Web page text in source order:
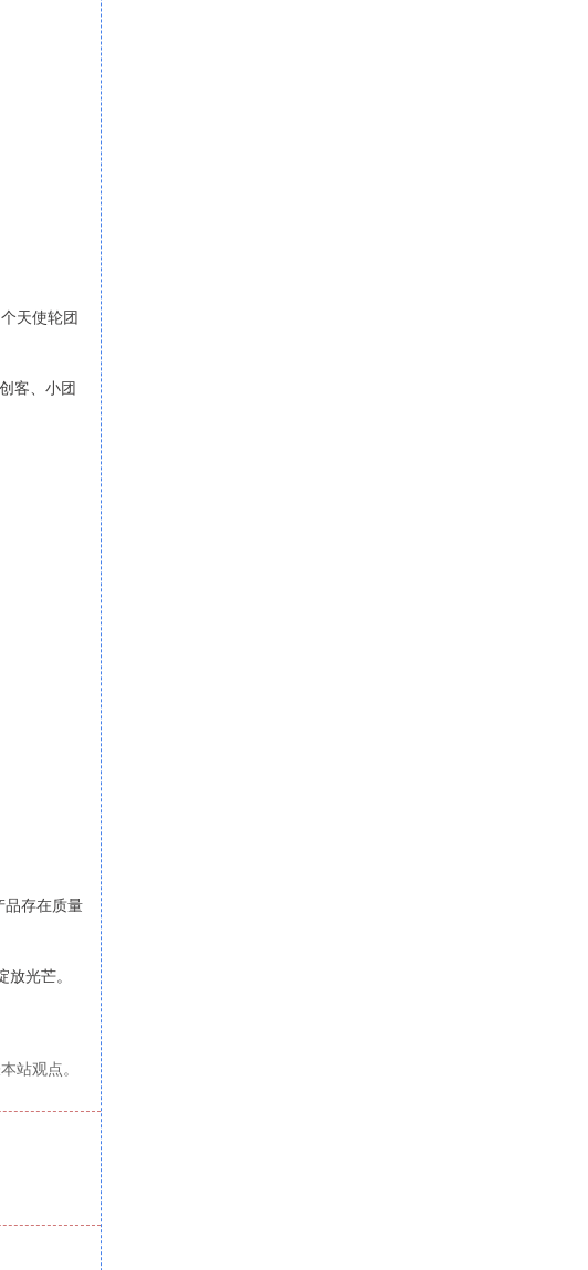
天使轮团
客、小团
品存在质量
光芒。
站观点。